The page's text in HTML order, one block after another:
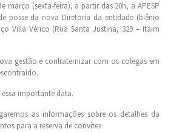
março (sexta-feira), a partir das 20h, a APESP
posse da nova Diretoria da entidade (biênio
Villa Vérico (Rua Santa Justina, 329 – Itaim
gestão e confraternizar com os colegas em
importante data.
as informações sobre os detalhes da
para a reserva de convites